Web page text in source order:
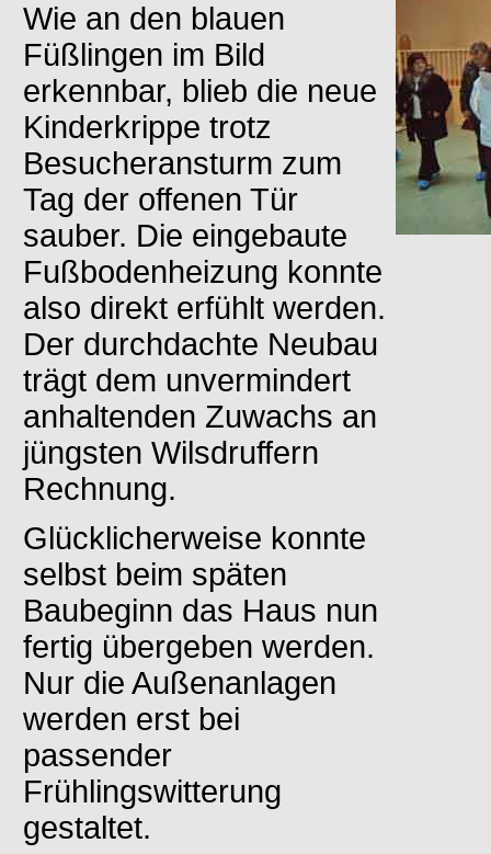
Wie an den blauen
Füßlingen im Bild
erkennbar, blieb die neue
Kinderkrippe trotz
Besucheransturm zum
Tag der offenen Tür
sauber. Die eingebaute
Fußbodenheizung konnte
also direkt erfühlt werden.
Der durchdachte Neubau
trägt dem unvermindert
anhaltenden Zuwachs an
jüngsten Wilsdruffern
Rechnung.
Glücklicherweise konnte
selbst beim späten
Baubeginn das Haus nun
fertig übergeben werden.
Nur die Außenanlagen
werden erst bei
passender
Frühlingswitterung
gestaltet.